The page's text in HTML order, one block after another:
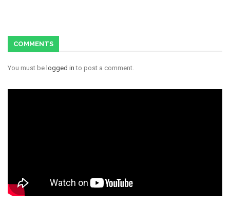
COMMENTS
You must be logged in to post a comment.